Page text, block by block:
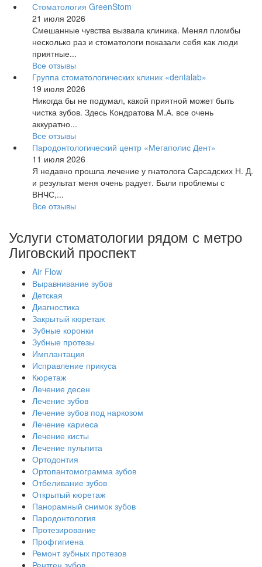
Стоматология GreenStom
21 июля 2026
Смешанные чувства вызвала клиника. Менял пломбы
несколько раз и стоматологи показали себя как люди
приятные...
Все отзывы
Группа стоматологических клиник «dentalab»
19 июля 2026
Никогда бы не подумал, какой приятной может быть
чистка зубов. Здесь Кондратова М.А. все очень
аккуратно...
Все отзывы
Пародонтологический центр «Мегаполис Дент»
11 июля 2026
Я недавно прошла лечение у гнатолога Сарсадских Н. Д.
и результат меня очень радует. Были проблемы с
ВНЧС,...
Все отзывы
Услуги стоматологии рядом с метро
Лиговский проспект
Air Flow
Выравнивание зубов
Детская
Диагностика
Закрытый кюретаж
Зубные коронки
Зубные протезы
Имплантация
Исправление прикуса
Кюретаж
Лечение десен
Лечение зубов
Лечение зубов под наркозом
Лечение кариеса
Лечение кисты
Лечение пульпита
Ортодонтия
Ортопантомограмма зубов
Отбеливание зубов
Открытый кюретаж
Панорамный снимок зубов
Пародонтология
Протезирование
Профгигиена
Ремонт зубных протезов
Рентген зубов